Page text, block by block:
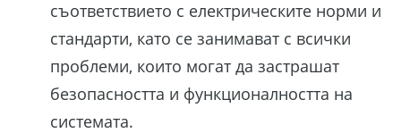
съответствието с електрическите норми и
стандарти, като се занимават с всички
проблеми, които могат да застрашат
безопасността и функционалността на
системата.